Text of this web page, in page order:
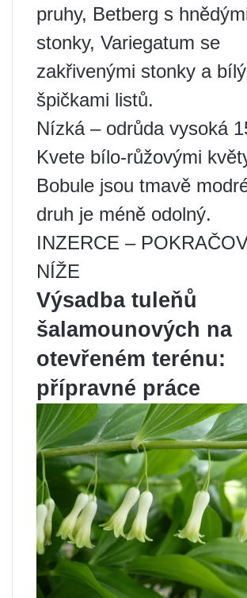
pruhy, Betberg s
stonky, Variegatum se
zakřivenými stonky a
špičkami listů.
Nízká – odrůda vysoká
Kvete bílo-růžovými
Bobule jsou tmavě
druh je méně odolný.
INZERCE –
NÍŽE
Výsadba tuleňů
šalamounových na
otevřeném terénu:
přípravné práce